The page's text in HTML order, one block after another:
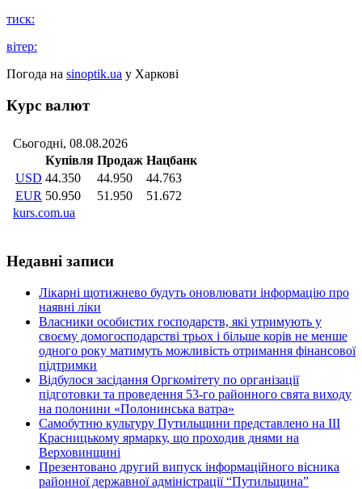
тиск:
вітер:
Погода на sinoptik.ua у Харкові
Курс валют
Недавні записи
Лікарні щотижнево будуть оновлювати інформацію про
наявні ліки
Власники особистих господарств, які утримують у
своєму домогосподарстві трьох і більше корів не менше
одного року матимуть можливість отримання фінансової
підтримки
Відбулося засідання Оргкомітету по організації
підготовки та проведення 53-го районного свята виходу
на полонини «Полонинська ватра»
Самобутню культуру Путильщини представлено на ІІІ
Красницькому ярмарку, що проходив днями на
Верховинщині
Презентовано другий випуск інформаційного вісника
районної державної адміністрації “Путильщина”